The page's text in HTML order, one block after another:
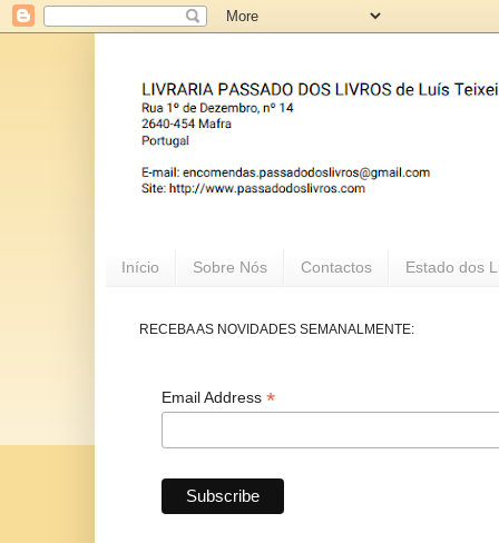
Início Sobre Nós Contactos Estado dos
RECEBA AS NOVIDADES SEMANALMENTE:
Email Address *